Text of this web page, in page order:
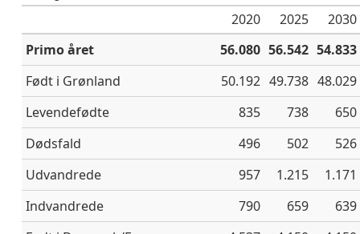
2020 2025
2030
Primo året
56.080 56.542 54.833
Født i Grønland
50.192 49.738 48.029
Levendefødte
835 738
650
Dødsfald
496 502
526
Udvandrede
957 1.215
1.171
Indvandrede
790 659
639